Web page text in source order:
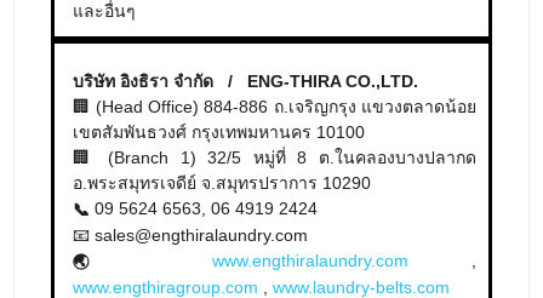
และอื่นๆ
บริษัท อิงธิรา จำกัด / ENG-THIRA CO.,LTD.
🏢 (Head Office) 884-886 ถ.เจริญกรุง แขวงตลาดน้อย
เขตสัมพันธวงศ์ กรุงเทพมหานคร 10100
🏢 (Branch 1) 32/5 หมู่ที่ 8 ต.ในคลองบางปลากด
อ.พระสมุทรเจดีย์ จ.สมุทรปราการ 10290
📞 09 5624 6563, 06 4919 2424
📧 sales@engthiralaundry.com
🌏 www.engthiralaundry.com
www.engthiragroup.com ,www.laundry-belts.com